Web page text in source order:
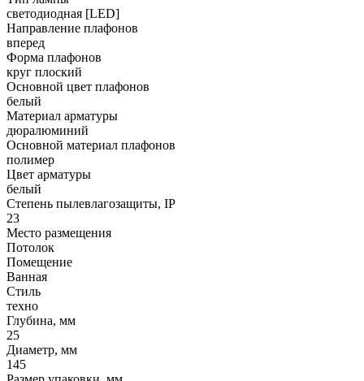
светодиодная [LED]
Направление плафонов
вперед
Форма плафонов
круг плоский
Основной цвет плафонов
белый
Материал арматуры
дюралюминий
Основной материал плафонов
полимер
Цвет арматуры
белый
Степень пылевлагозащиты, IP
23
Место размещения
Потолок
Помещение
Ванная
Стиль
техно
Глубина, мм
25
Диаметр, мм
145